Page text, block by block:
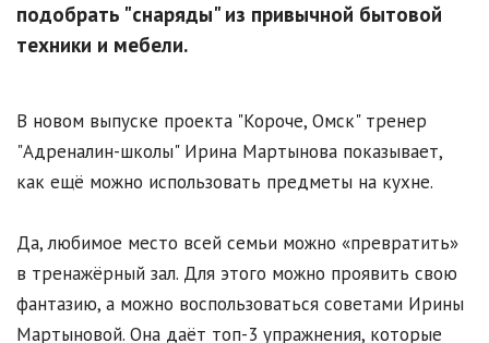
подобрать "снаряды" из привычной бытовой
техники и мебели.
В новом выпуске проекта "Короче, Омск" тренер
"Адреналин-школы" Ирина Мартынова показывает,
как ещё можно использовать предметы на кухне.
Да, любимое место всей семьи можно «превратить»
в тренажёрный зал. Для этого можно проявить свою
фантазию, а можно воспользоваться советами Ирины
Мартыновой. Она даёт топ-3 упражнения, которые